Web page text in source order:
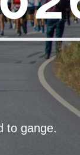
to gange.